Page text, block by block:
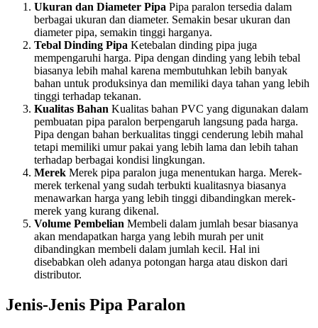
Ukuran dan Diameter Pipa Pipa paralon tersedia dalam
berbagai ukuran dan diameter. Semakin besar ukuran dan
diameter pipa, semakin tinggi harganya.
Tebal Dinding Pipa Ketebalan dinding pipa juga
mempengaruhi harga. Pipa dengan dinding yang lebih tebal
biasanya lebih mahal karena membutuhkan lebih banyak
bahan untuk produksinya dan memiliki daya tahan yang lebih
tinggi terhadap tekanan.
Kualitas Bahan Kualitas bahan PVC yang digunakan dalam
pembuatan pipa paralon berpengaruh langsung pada harga.
Pipa dengan bahan berkualitas tinggi cenderung lebih mahal
tetapi memiliki umur pakai yang lebih lama dan lebih tahan
terhadap berbagai kondisi lingkungan.
Merek Merek pipa paralon juga menentukan harga. Merek-
merek terkenal yang sudah terbukti kualitasnya biasanya
menawarkan harga yang lebih tinggi dibandingkan merek-
merek yang kurang dikenal.
Volume Pembelian Membeli dalam jumlah besar biasanya
akan mendapatkan harga yang lebih murah per unit
dibandingkan membeli dalam jumlah kecil. Hal ini
disebabkan oleh adanya potongan harga atau diskon dari
distributor.
Jenis-Jenis Pipa Paralon